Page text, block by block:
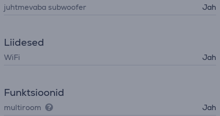
juhtmevaba subwoofer Jah
Liidesed
WiFi Jah
Funktsioonid
multiroom
Jah